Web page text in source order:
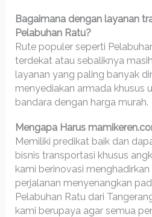
Bagaimana dengan layanan
Pelabuhan Ratu?
Rute populer seperti
terdekat atau sebaliknya
layanan yang paling banyak
menyediakan armada khusus
bandara dengan harga murah.
Mengapa Harus
Memiliki predikat baik dan
bisnis transportasi khusus
kami berinovasi
perjalanan menyenangkan
Pelabuhan Ratu dari
kami berupaya agar semua